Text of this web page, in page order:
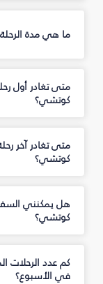
ما هي مدة
متى تغادر أول
كوتشي؟
متى تغادر آخر
كوتشي؟
هل يمكنني
كوتشي؟
كم عدد الرحلات
في الأسبوع؟